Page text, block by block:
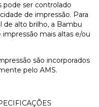
pode ser controlado
de impressão. Para
alto brilho, a Bambu
mais altas e/ou
são incorporados
pelo AMS.